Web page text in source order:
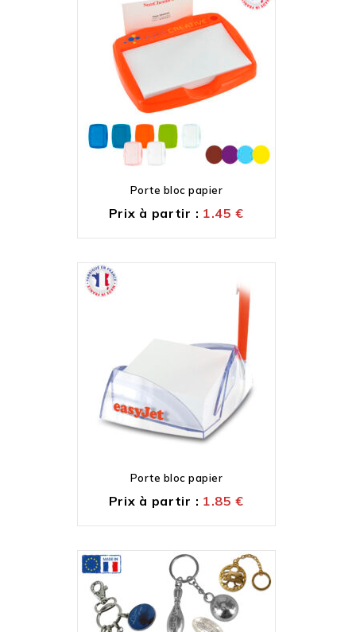
Porte bloc papier
Prix à partir : 1.45€
Porte bloc papier
Prix à partir : 1.85€